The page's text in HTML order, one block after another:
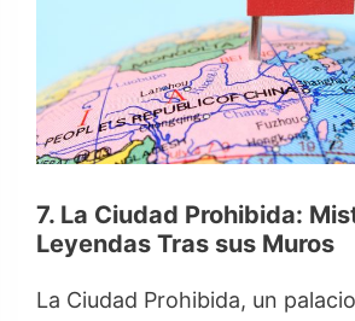
7. La Ciudad Prohibida:
Leyendas Tras sus Muros
La Ciudad Prohibida, un